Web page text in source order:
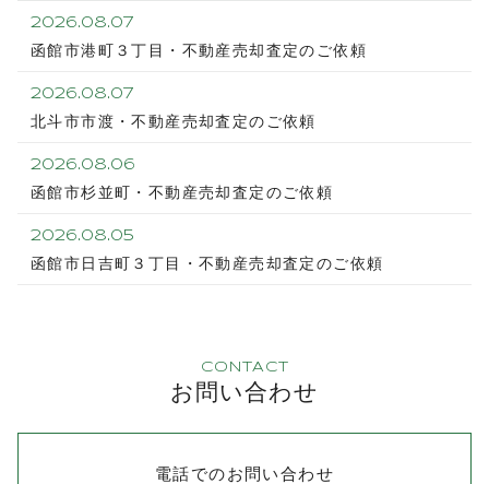
2026.08.07
函館市港町３丁目・不動産売却査定のご依頼
2026.08.07
北斗市市渡・不動産売却査定のご依頼
2026.08.06
函館市杉並町・不動産売却査定のご依頼
2026.08.05
函館市日吉町３丁目・不動産売却査定のご依頼
CONTACT
お問い合わせ
電話でのお問い合わせ